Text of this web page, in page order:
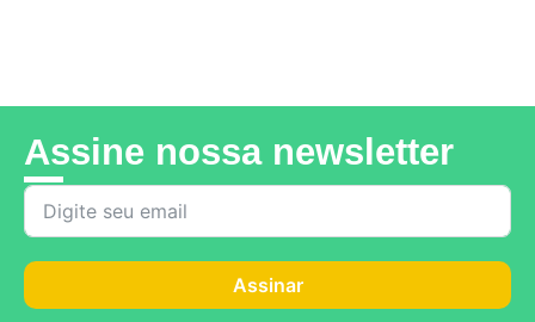
Assine nossa newsletter
Assinar